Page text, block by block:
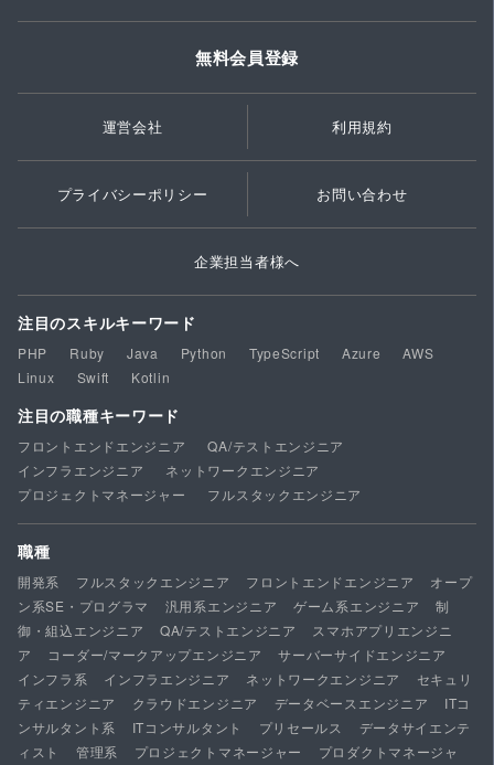
無料会員登録
運営会社 利用規約
プライバシーポリシー お問い合わせ
企業担当者様へ
注目のスキルキーワード
PHP Ruby Java Python TypeScript Azure
AWS
Linux
Swift Kotlin
注目の職種キーワード
フロントエンドエンジニア
QA/テストエンジニア
インフラエンジニア
ネットワークエンジニア
プロジェクトマネージャー
フルスタックエンジニア
職種
開発系 フルスタックエンジニア フロントエンドエンジニア
オープ
ン系SE・プログラマ
汎用系エンジニア ゲーム系エンジニア
制
御・組込エンジニア
QA/テストエンジニア
スマホアプリエンジニ
ア
コーダー/マークアップエンジニア
サーバーサイドエンジニア
インフラ系
インフラエンジニア ネットワークエンジニア
セキュリ
ティエンジニア
クラウドエンジニア データベースエンジニア
ITコ
ンサルタント系
ITコンサルタント プリセールス
データサイエンテ
ィスト
管理系 プロジェクトマネージャー
プロダクトマネージャ